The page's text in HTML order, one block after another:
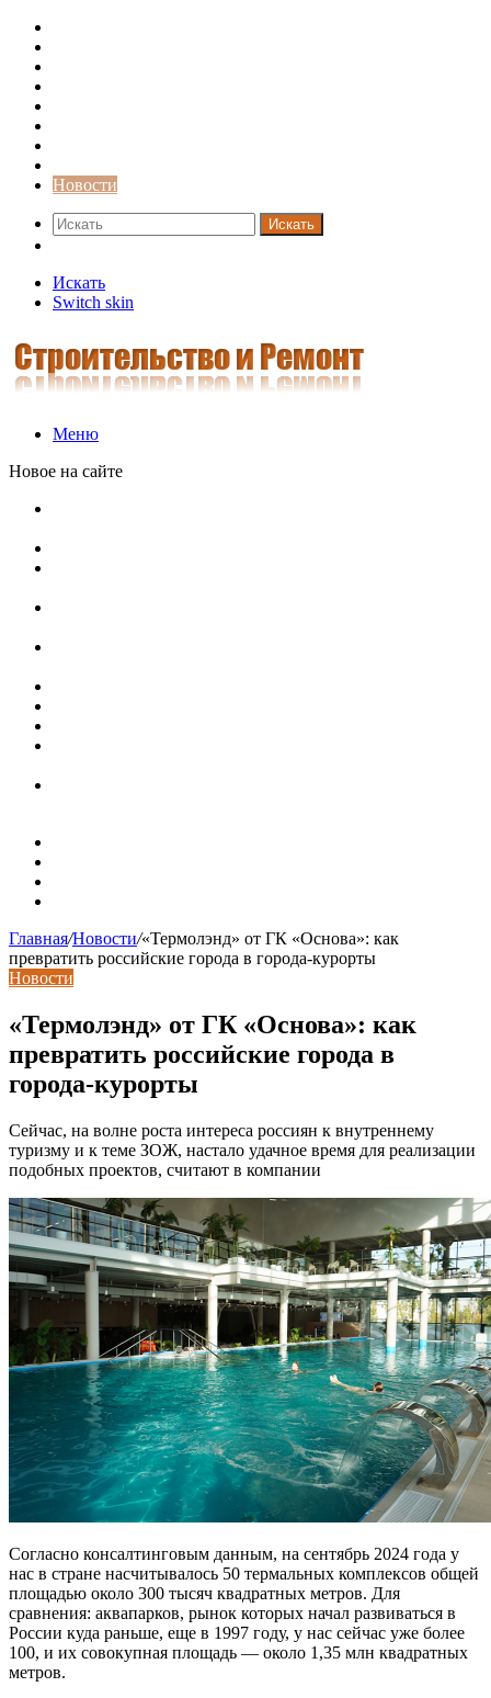
Новости
Искать
Искать
Switch skin
Меню
Новое на сайте
Главная/Новости/«Термолэнд» от ГК «Основа»: как
превратить российские города в города-курорты
Новости
«Термолэнд» от ГК «Основа»: как
превратить российские города в
города-курорты
Сейчас, на волне роста интереса россиян к внутреннему
туризму и к теме ЗОЖ, настало удачное время для реализации
подобных проектов, считают в компании
Согласно консалтинговым данным, на сентябрь 2024 года у
нас в стране насчитывалось 50 термальных комплексов общей
площадью около 300 тысяч квадратных метров. Для
сравнения: аквапарков, рынок которых начал развиваться в
России куда раньше, еще в 1997 году, у нас сейчас уже более
100, и их совокупная площадь — около 1,35 млн квадратных
метров.